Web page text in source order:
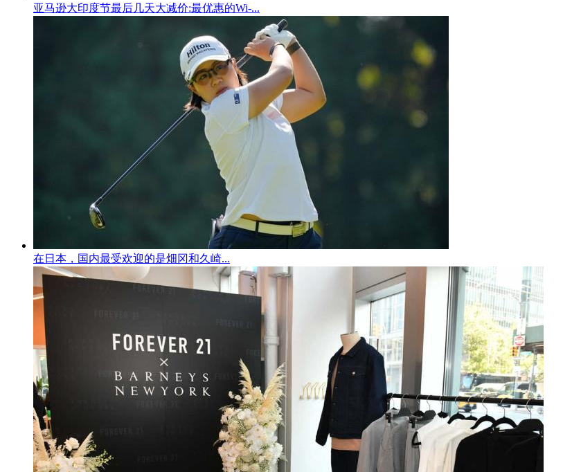
亚马逊大印度节最后几天大减价:最优惠的Wi-...
在日本，国内最受欢迎的是畑冈和久崎...